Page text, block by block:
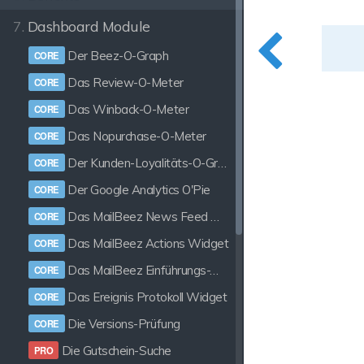
7. Dashboard Module
Der Beez-O-Graph
Das Review-O-Meter
Das Winback-O-Meter
Das Nopurchase-O-Meter
Der Kunden-Loyalitäts-O-Graph
Der Google Analytics O'Pie
Das MailBeez News Feed Widget
Das MailBeez Actions Widget
Das MailBeez Einführungs-Widget
Das Ereignis Protokoll Widget
Die Versions-Prüfung
Die Gutschein-Suche